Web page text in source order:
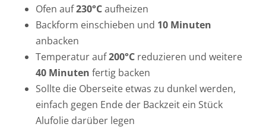
Ofen auf230°Caufheizen
Backform einschieben und 10 Minuten
anbacken
Temperatur auf200°Creduzieren und weitere
40 Minuten fertig backen
Sollte die Oberseite etwas zu dunkel werden,
einfach gegen Ende der Backzeit ein Stück
Alufolie darüber legen